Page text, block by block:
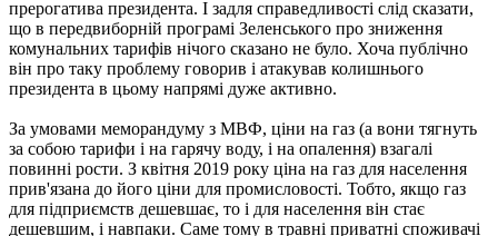
прерогатива президента. І задля справедливості слід сказати,
що в передвиборній програмі Зеленського про зниження
комунальних тарифів нічого сказано не було. Хоча публічно
він про таку проблему говорив і атакував колишнього
президента в цьому напрямі дуже активно.
За умовами меморандуму з МВФ, ціни на газ (а вони тягнуть
за собою тарифи і на гарячу воду, і на опалення) взагалі
повинні рости. З квітня 2019 року ціна на газ для населення
прив'язана до його ціни для промисловості. Тобто, якщо газ
для підприємств дешевшає, то і для населення він стає
дешевшим, і навпаки. Саме тому в травні приватні споживачі